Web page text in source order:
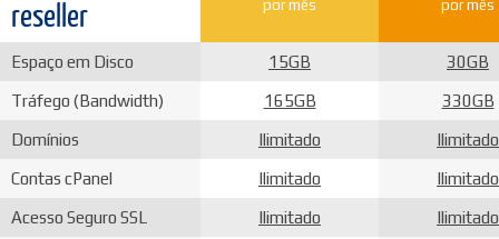
reseller
Espaço em Disco
Tráfego (Bandwidth)
Domínios
Contas cPanel
Acesso Seguro SSL
por mês
15GB
165GB
Ilimitado
Ilimitado
Ilimitado
por mês
30GB
330GB
Ilimitado
Ilimitado
Ilimitado